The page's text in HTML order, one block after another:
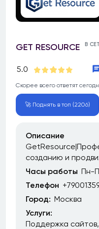
GET RESOURCE В
5.0
Скорее всего ответят
🚀 Поднять в топ (2206)
Описание
созданию и
Часы работы Пн-
Телефон
Город: Москва
Услуги:
Поддержка сайтов